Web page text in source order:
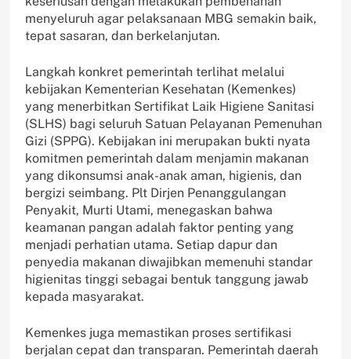
menyeluruh agar pelaksanaan MBG semakin baik,
tepat sasaran, dan berkelanjutan.
Langkah konkret pemerintah terlihat melalui
kebijakan Kementerian Kesehatan (Kemenkes)
yang menerbitkan Sertifikat Laik Higiene Sanitasi
(SLHS) bagi seluruh Satuan Pelayanan Pemenuhan
Gizi (SPPG). Kebijakan ini merupakan bukti nyata
komitmen pemerintah dalam menjamin makanan
yang dikonsumsi anak-anak aman, higienis, dan
bergizi seimbang. Plt Dirjen Penanggulangan
Penyakit, Murti Utami, menegaskan bahwa
keamanan pangan adalah faktor penting yang
menjadi perhatian utama. Setiap dapur dan
penyedia makanan diwajibkan memenuhi standar
higienitas tinggi sebagai bentuk tanggung jawab
kepada masyarakat.
Kemenkes juga memastikan proses sertifikasi
berjalan cepat dan transparan. Pemerintah daerah